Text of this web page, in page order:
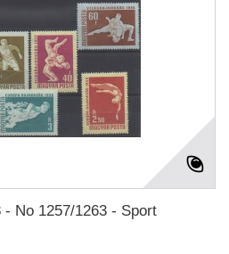
- No 1257/1263 - Sport